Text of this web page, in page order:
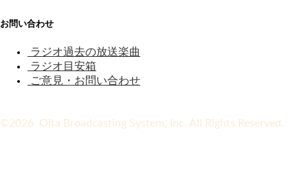
お問い合わせ
ラジオ過去の放送楽曲
ラジオ目安箱
ご意見・お問い合わせ
©2026 Oita Broadcasting System, Inc. All Rights Reserved.